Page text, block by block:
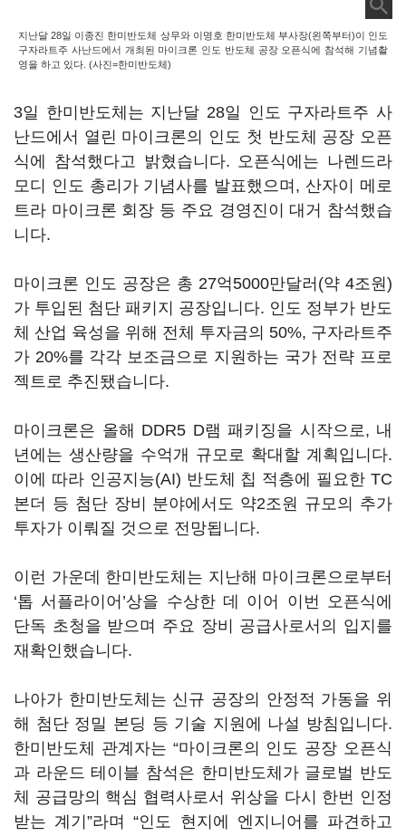
지난달 28일 이종진 한미반도체 상무와 이명호 한미반도체 부사장(왼쪽부터)이 인도
구자라트주 사난드에서 개최된 마이크론 인도 반도체 공장 오픈식에 참석해 기념촬
영을 하고 있다. (사진=한미반도체)
3일 한미반도체는 지난달 28일 인도 구자라트주 사
난드에서 열린 마이크론의 인도 첫 반도체 공장 오픈
식에 참석했다고 밝혔습니다. 오픈식에는 나렌드라
모디 인도 총리가 기념사를 발표했으며, 산자이 메로
트라 마이크론 회장 등 주요 경영진이 대거 참석했습
니다.
마이크론 인도 공장은 총 27억5000만달러(약 4조원)
가 투입된 첨단 패키지 공장입니다. 인도 정부가 반도
체 산업 육성을 위해 전체 투자금의 50%, 구자라트주
가 20%를 각각 보조금으로 지원하는 국가 전략 프로
젝트로 추진됐습니다.
마이크론은 올해 DDR5 D램 패키징을 시작으로, 내
년에는 생산량을 수억개 규모로 확대할 계획입니다.
이에 따라 인공지능(AI) 반도체 칩 적층에 필요한 TC
본더 등 첨단 장비 분야에서도 약2조원 규모의 추가
투자가 이뤄질 것으로 전망됩니다.
이런 가운데 한미반도체는 지난해 마이크론으로부터
‘톱 서플라이어’상을 수상한 데 이어 이번 오픈식에
단독 초청을 받으며 주요 장비 공급사로서의 입지를
재확인했습니다.
나아가 한미반도체는 신규 공장의 안정적 가동을 위
해 첨단 정밀 본딩 등 기술 지원에 나설 방침입니다.
한미반도체 관계자는 “마이크론의 인도 공장 오픈식
과 라운드 테이블 참석은 한미반도체가 글로벌 반도
체 공급망의 핵심 협력사로서 위상을 다시 한번 인정
받는 계기”라며 “인도 현지에 엔지니어를 파견하고